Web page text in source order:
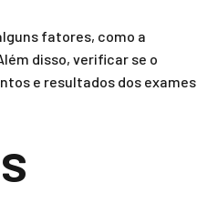
fatores, como a
disso, verificar se o
e resultados dos exames